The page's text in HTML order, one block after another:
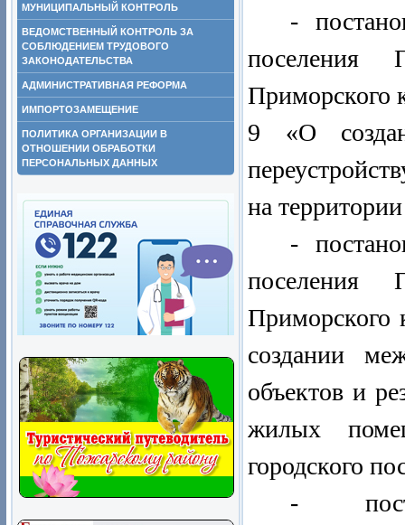
МУНИЦИПАЛЬНЫЙ КОНТРОЛЬ
ВЕДОМСТВЕННЫЙ КОНТРОЛЬ ЗА
СОБЛЮДЕНИЕМ ТРУДОВОГО
ЗАКОНОДАТЕЛЬСТВА
АДМИНИСТРАТИВНАЯ РЕФОРМА
ИМПОРТОЗАМЕЩЕНИЕ
ПОЛИТИКА ОРГАНИЗАЦИИ В
ОТНОШЕНИИ ОБРАБОТКИ
ПЕРСОНАЛЬНЫХ ДАННЫХ
-
поселения
9 «О
на
-
поселения
создании
объектов и
жилых
городского
-